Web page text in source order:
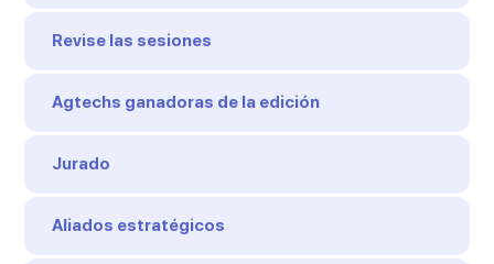
Revise las sesiones
Agtechs ganadoras de la edición
Jurado
Aliados estratégicos